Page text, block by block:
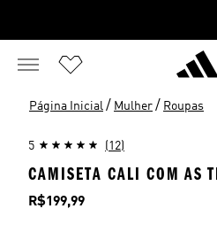
Página Inicial / Mulher / Roupas
5 (12)
CAMISETA CALI COM AS
Preço
R$199,99